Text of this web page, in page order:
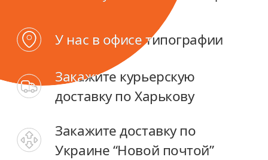
У нас в офисе типографии
Закажите курьерскую
доставку по Харькову
Закажите доставку по
Украине “Новой почтой”
У нас в офисе типографии
Закажите курьерскую
доставку по Харькову
Закажите доставку по
Украине “Новой почтой”